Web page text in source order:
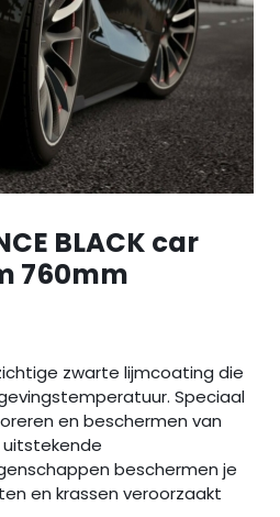
BLACK car
760mm
zwarte lijmcoating die
Speciaal
en beschermen van
beschermen je
en krassen veroorzaakt